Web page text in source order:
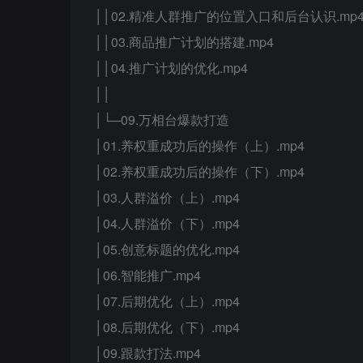
││02.精准人群推广的位置入口和后台认识
││03.商品推广计划的搭建.mp4
││04.推广计划的优化.mp4
│└─09.万相台爆款打造
│01.养权重成功后的操作（上）.mp4
│02.养权重成功后的操作（下）.mp4
│03.人群溢价（上）.mp4
│04.人群溢价（下）.mp4
│05.创意标题的优化.mp4
│06.智能推广.mp4
│07.后期优化（上）.mp4
│08.后期优化（下）.mp4
│09.跟款打法.mp4